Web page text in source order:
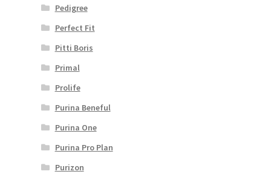
Pedigree
Perfect Fit
Pitti Boris
Primal
Prolife
Purina Beneful
Purina One
Purina Pro Plan
Purizon